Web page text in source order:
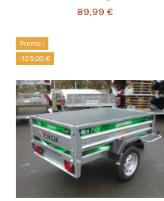
89,99 €
Promo !
-129,00 €